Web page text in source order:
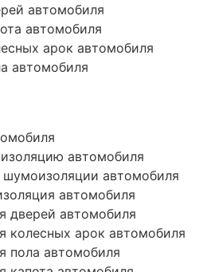
автомобиля
автомобиля
арок автомобиля
автомобиля
автомобиля
шумоизоляции автомобиля
автомобиля
дверей автомобиля
колесных арок автомобиля
пола автомобиля